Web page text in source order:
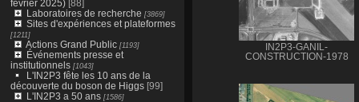
février 2025)[88]
Laboratoires de recherche [3869]
Sites d'expériences et plateformes
[1211]
Actions Grand Public[1193]
Événements presse et
institutionnels[1043]
L'IN2P3 fête les 10 ans de la
découverte du boson de Higgs[99]
L'IN2P3 a 50 ans[1586]
IN2P3-GANIL-
CONSTRUCTION-1978